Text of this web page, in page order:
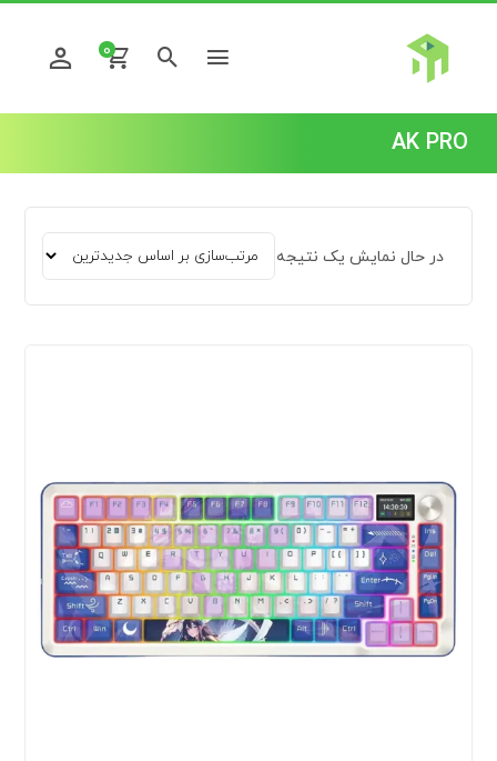
0
AK PRO
در حال نمایش یک نتیجه